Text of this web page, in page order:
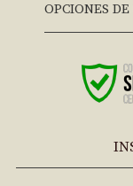
OPCIONES DE